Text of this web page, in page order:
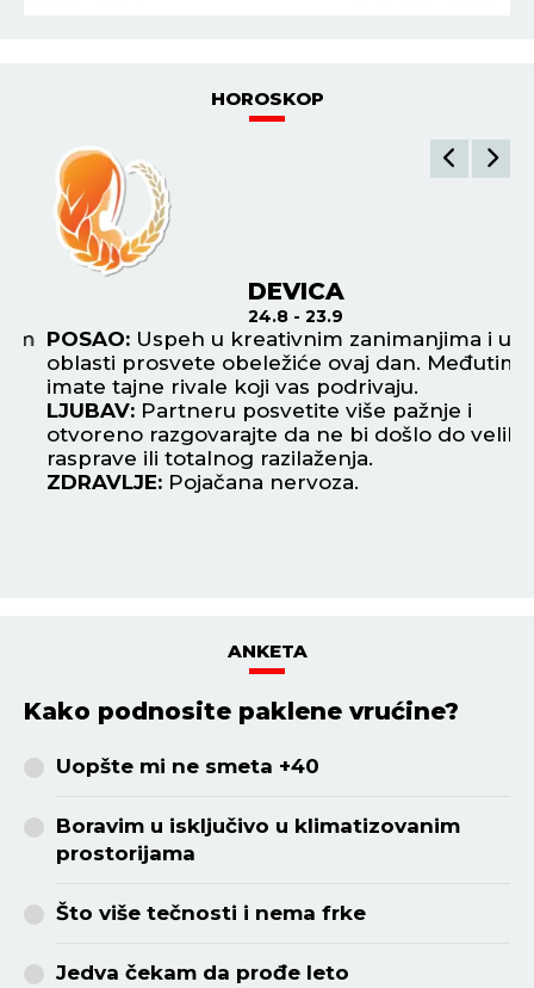
HOROSKOP
DEVICA
24.8 - 23.9
POSAO:Uspeh u kreativnim zanimanjima i u
oblasti prosvete obeležiće ovaj dan. Međutim,
imate tajne rivale koji vas podrivaju.
LJUBAV:Partneru posvetite više pažnje i
otvoreno razgovarajte da ne bi došlo do velike
rasprave ili totalnog razilaženja.
ZDRAVLJE:Pojačana nervoza.
ANKETA
Kako podnosite paklene vrućine?
Uopšte mi ne smeta +40
Boravim u isključivo u klimatizovanim
prostorijama
Što više tečnosti i nema frke
Jedva čekam da prođe leto